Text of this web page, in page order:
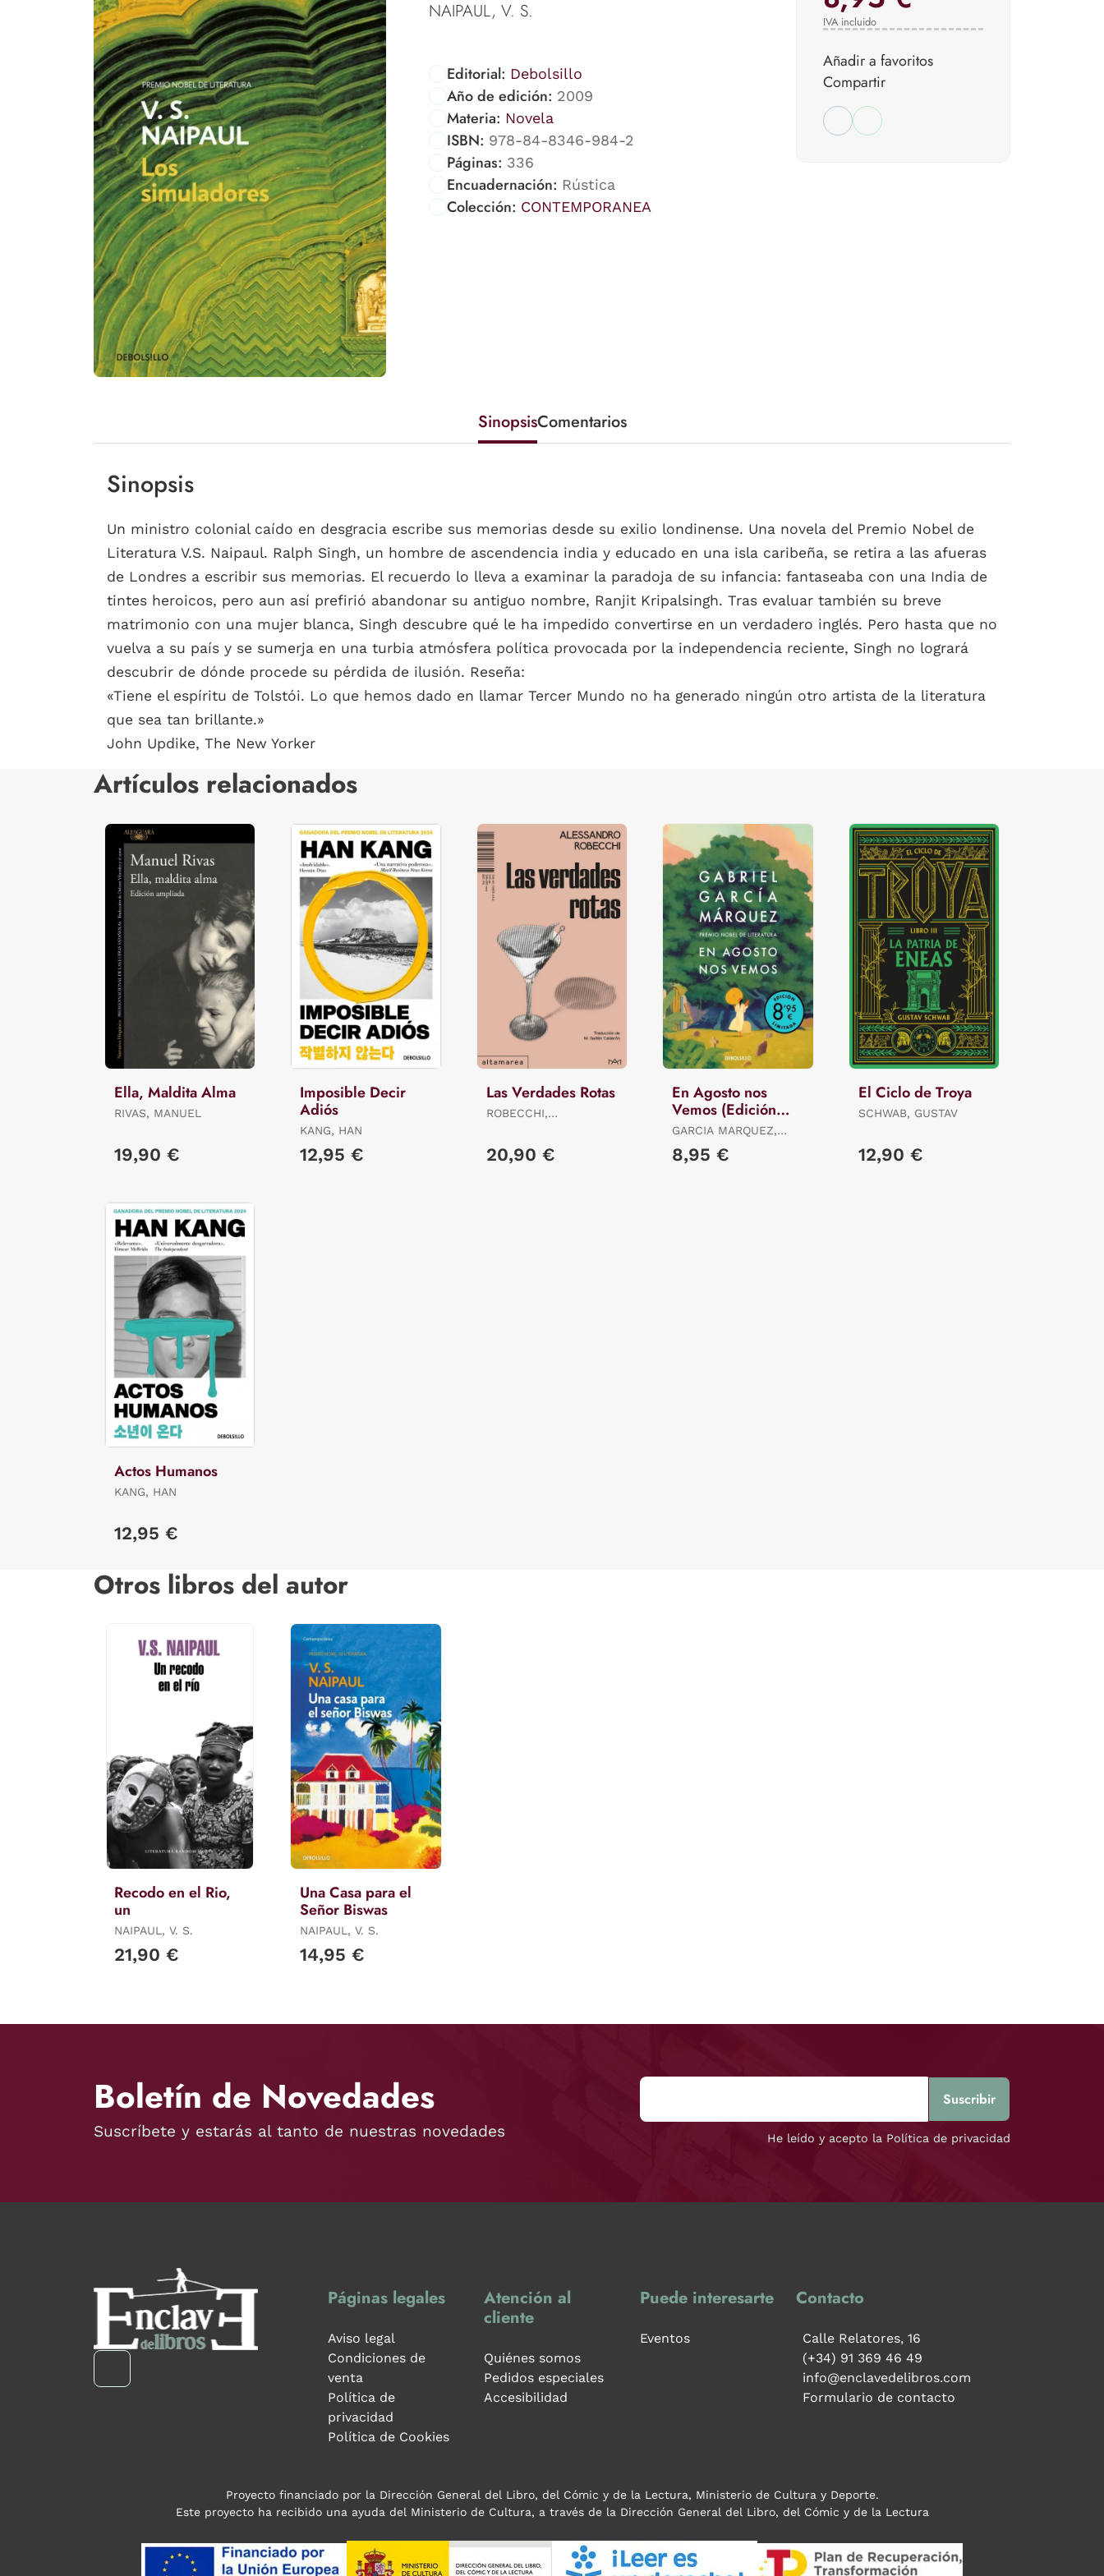
NAIPAUL, V. S.
Editorial: Debolsillo
Año de edición: 2009
Materia: Novela
ISBN: 978-84-8346-984-2
Páginas: 336
Encuadernación: Rústica
Colección: CONTEMPORANEA
IVA incluido
Añadir a favoritos
Compartir
SinopsisComentarios
Sinopsis
Un ministro colonial caído en desgracia escribe sus memorias desde su exilio londinense. Una novela del Premio Nobel de
Literatura V.S. Naipaul. Ralph Singh, un hombre de ascendencia india y educado en una isla caribeña, se retira a las afueras
de Londres a escribir sus memorias. El recuerdo lo lleva a examinar la paradoja de su infancia: fantaseaba con una India de
tintes heroicos, pero aun así prefirió abandonar su antiguo nombre, Ranjit Kripalsingh. Tras evaluar también su breve
matrimonio con una mujer blanca, Singh descubre qué le ha impedido convertirse en un verdadero inglés. Pero hasta que no
vuelva a su país y se sumerja en una turbia atmósfera política provocada por la independencia reciente, Singh no logrará
descubrir de dónde procede su pérdida de ilusión. Reseña:
«Tiene el espíritu de Tolstói. Lo que hemos dado en llamar Tercer Mundo no ha generado ningún otro artista de la literatura
que sea tan brillante.»
John Updike, The New Yorker
Artículos relacionados
Ella, Maldita Alma
RIVAS, MANUEL
19,90 €
Imposible Decir
Adiós
KANG, HAN
12,95 €
Las Verdades Rotas
ROBECCHI,
20,90 €
En Agosto nos
Vemos (Edición
Limitada)
GARCIA MARQUEZ,
8,95 €
El Ciclo de Troya
SCHWAB, GUSTAV
12,90 €
Actos Humanos
KANG, HAN
12,95 €
Otros libros del autor
Recodo en el Rio,
un
NAIPAUL, V. S.
21,90 €
Una Casa para el
Señor Biswas
NAIPAUL, V. S.
14,95 €
Boletín de Novedades
Suscríbete y estarás al tanto de nuestras novedades He leído y acepto la Política de privacidad
Páginas legales
Aviso legal
Condiciones de
venta
Política de
privacidad
Política de Cookies
Atención al
cliente
Quiénes somos
Pedidos especiales
Accesibilidad
Puede interesarte
Eventos
Contacto
Calle Relatores, 16
(+34) 91 369 46 49
info@enclavedelibros.com
Formulario de contacto
Proyecto financiado por la Dirección General del Libro, del Cómic y de la Lectura, Ministerio de Cultura y Deporte.
Este proyecto ha recibido una ayuda del Ministerio de Cultura, a través de la Dirección General del Libro, del Cómic y de la Lectura